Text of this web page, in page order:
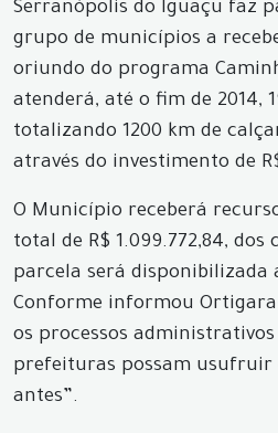
Serranópolis do Iguaçu faz
grupo de municípios a
oriundo do programa
atenderá, até o fim de 2014,
totalizando 1200 km de
através do investimento de
O Município receberá
total de R$ 1.099.772,84,
parcela será disponibilizada
Conforme informou
os processos
prefeituras possam usufruir
antes”.